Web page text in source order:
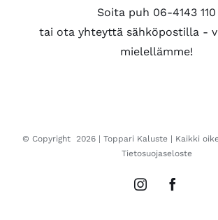
Soita puh 06-4143 110
tai ota yhteyttä sähköpostilla -
mielellämme!
© Copyright 2026 | Toppari Kaluste | Kaikki
Tietosuojaseloste
Instagram